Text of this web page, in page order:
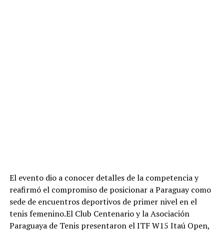
El evento dio a conocer detalles de la competencia y
reafirmó el compromiso de posicionar a Paraguay como
sede de encuentros deportivos de primer nivel en el
tenis femenino.El Club Centenario y la Asociación
Paraguaya de Tenis presentaron el ITF W15 Itaú Open,